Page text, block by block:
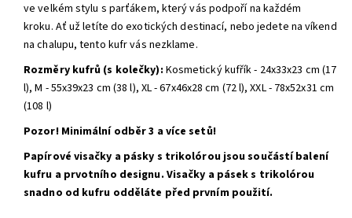
ve velkém stylu s parťákem, který vás podpoří na každém
kroku. Ať už letíte do exotických destinací, nebo jedete na víkend
na chalupu, tento kufr vás nezklame.
Rozměry kufrů (s kolečky): Kosmetický kufřík - 24x33x23 cm (17
l), M - 55x39x23 cm (38 l), XL - 67x46x28 cm (72 l), XXL - 78x52x31 cm
(108 l)
Pozor! Minimální odběr 3 a více setů!
Papírové visačky a pásky s trikolórou jsou součástí balení
kufru a prvotního designu. Visačky a pásek s trikolórou
snadno od kufru odděláte před prvním použití.